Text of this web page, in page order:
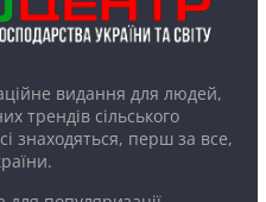
видання для людей,
трендів сільського
знаходяться, перш за все,